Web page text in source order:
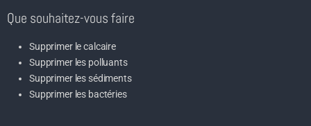
Que souhaitez-vous faire
Supprimer le calcaire
Supprimer les polluants
Supprimer les sédiments
Supprimer les bactéries